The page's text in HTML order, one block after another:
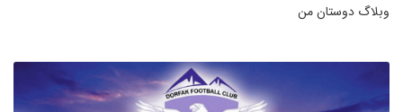
وبلاگ دوستان من